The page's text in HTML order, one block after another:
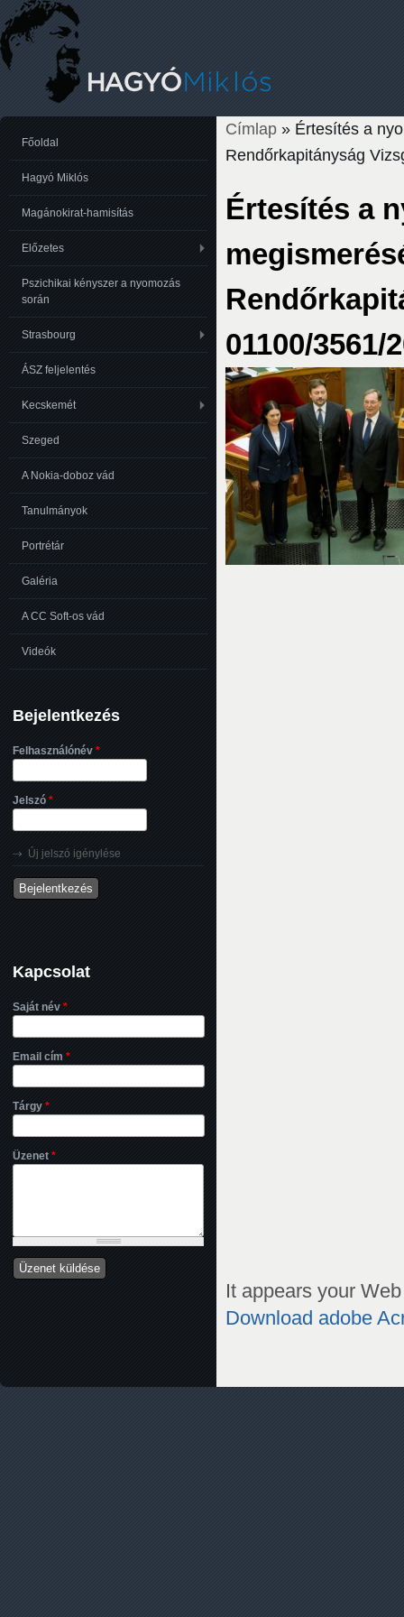
Címlap » Értesítés a
Rendőrkapitányság
Értesítés a
01100/3561/
It appears your
Download adobe
Főoldal
Hagyó Miklós
Magánokirat-hamisítás
Előzetes
Pszichikai kényszer a nyomozás
során
Strasbourg
ÁSZ feljelentés
Kecskemét
Szeged
A Nokia-doboz vád
Tanulmányok
Portrétár
Galéria
A CC Soft-os vád
Videók
Bejelentkezés
Felhasználónév *
Jelszó *
Új jelszó igénylése
Kapcsolat
Saját név *
Email cím *
Tárgy *
Üzenet *